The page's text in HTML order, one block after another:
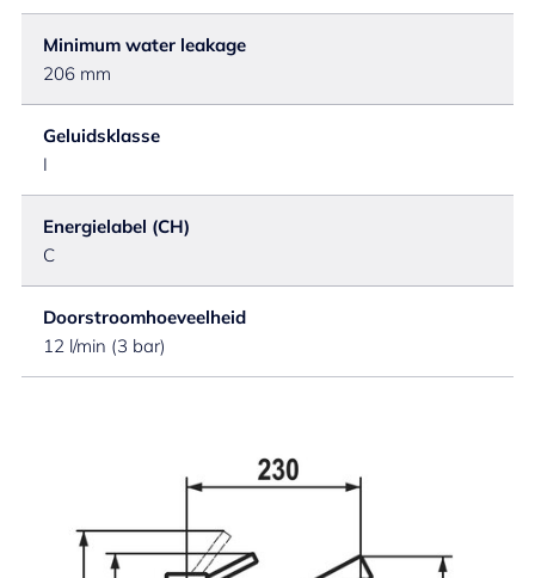
Minimum water leakage
206 mm
Geluidsklasse
I
Energielabel (CH)
C
Doorstroomhoeveelheid
12 l/min (3 bar)